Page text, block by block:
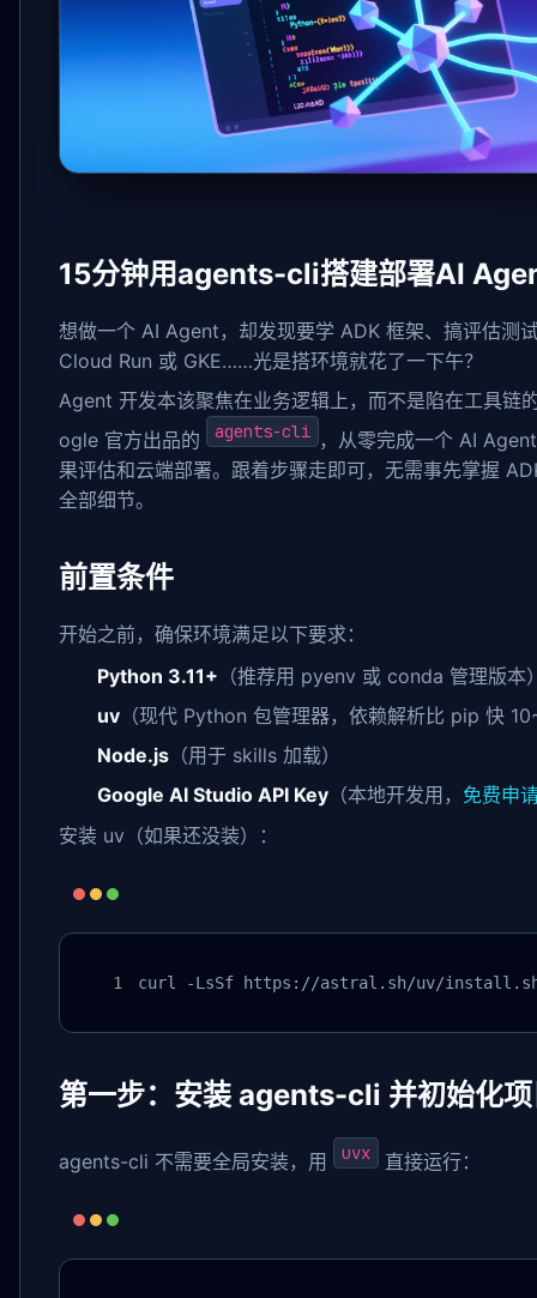
15分钟用agents-cli搭建部署AI
想做一个 AI Agent，却发现要学 ADK 框架、搞评估测
Cloud Run 或 GKE……光是搭环境就花了一下午？
Agent 开发本该聚焦在业务逻辑上，而不是陷在工具链
ogle 官方出品的
agents-cli ，从零完成一个 AI
果评估和云端部署。跟着步骤走即可，无需事先掌握
全部细节。
前置条件
开始之前，确保环境满足以下要求：
Python 3.11+ （推荐用 pyenv 或 conda 管理版本
uv （现代 Python 包管理器，依赖解析比 pip 快
Node.js （用于 skills 加载）
Google AI Studio API Key （本地开发用， 免费申
安装 uv（如果还没装）：
curl -LsSf https://astral.sh/uv/
第一步：安装 agents-cli 并初始化
agents-cli 不需要全局安装，用 uvx 直接运行：